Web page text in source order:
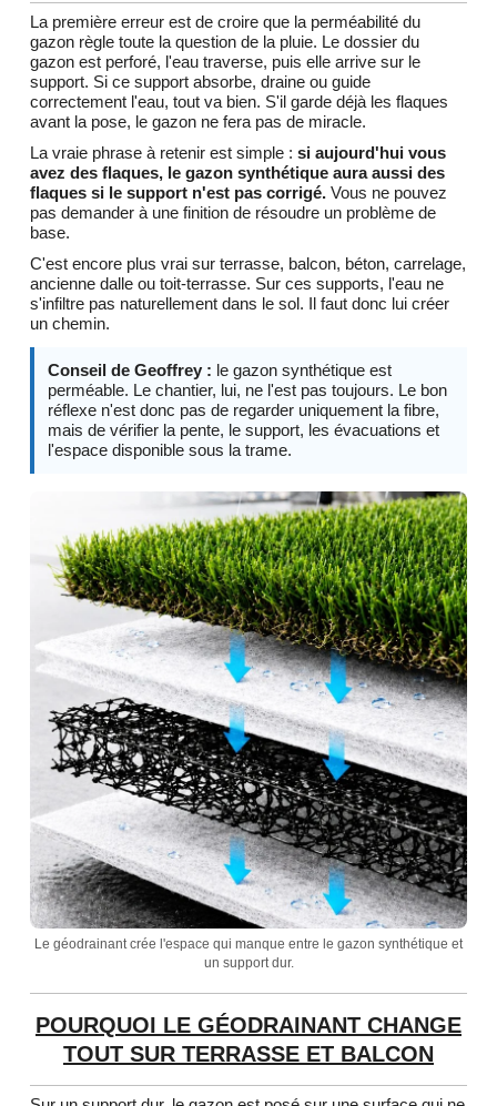
La première erreur est de croire que la perméabilité du
gazon règle toute la question de la pluie. Le dossier du
gazon est perforé, l'eau traverse, puis elle arrive sur le
support. Si ce support absorbe, draine ou guide
correctement l'eau, tout va bien. S'il garde déjà les flaques
avant la pose, le gazon ne fera pas de miracle.
La vraie phrase à retenir est simple : si aujourd'hui vous
avez des flaques, le gazon synthétique aura aussi des
flaques si le support n'est pas corrigé. Vous ne pouvez
pas demander à une finition de résoudre un problème de
base.
C'est encore plus vrai sur terrasse, balcon, béton, carrelage,
ancienne dalle ou toit-terrasse. Sur ces supports, l'eau ne
s'infiltre pas naturellement dans le sol. Il faut donc lui créer
un chemin.
Conseil de Geoffrey : le gazon synthétique est
perméable. Le chantier, lui, ne l'est pas toujours. Le bon
réflexe n'est donc pas de regarder uniquement la fibre,
mais de vérifier la pente, le support, les évacuations et
l'espace disponible sous la trame.
Le géodrainant crée l'espace qui manque entre le gazon synthétique et
un support dur.
POURQUOI LE GÉODRAINANT CHANGE
TOUT SUR TERRASSE ET BALCON